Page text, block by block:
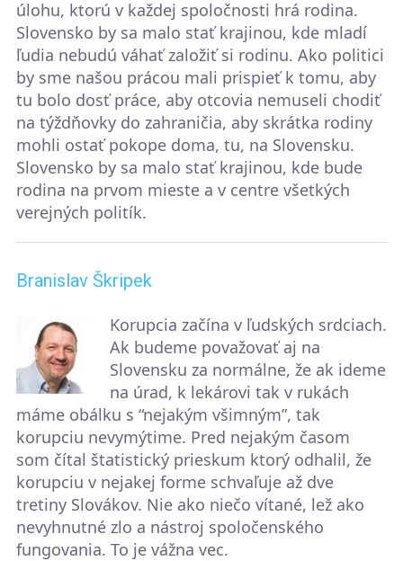
úlohu, ktorú v každej spoločnosti hrá rodina.
Slovensko by sa malo stať krajinou, kde mladí
ľudia nebudú váhať založiť si rodinu. Ako politici
by sme našou prácou mali prispieť k tomu, aby
tu bolo dosť práce, aby otcovia nemuseli chodiť
na týždňovky do zahraničia, aby skrátka rodiny
mohli ostať pokope doma, tu, na Slovensku.
Slovensko by sa malo stať krajinou, kde bude
rodina na prvom mieste a v centre všetkých
verejných politík.
Branislav Škripek
Korupcia začína v ľudských srdciach.
Ak budeme považovať aj na
Slovensku za normálne, že ak ideme
na úrad, k lekárovi tak v rukách
máme obálku s “nejakým všimným”, tak
korupciu nevymýtime. Pred nejakým časom
som čítal štatistický prieskum ktorý odhalil, že
korupciu v nejakej forme schvaľuje až dve
tretiny Slovákov. Nie ako niečo vítané, lež ako
nevyhnutné zlo a nástroj spoločenského
fungovania. To je vážna vec.